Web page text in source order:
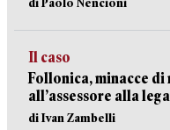
Il caso
Follonica, minacce
all’assessore alla
di Ivan Zambelli